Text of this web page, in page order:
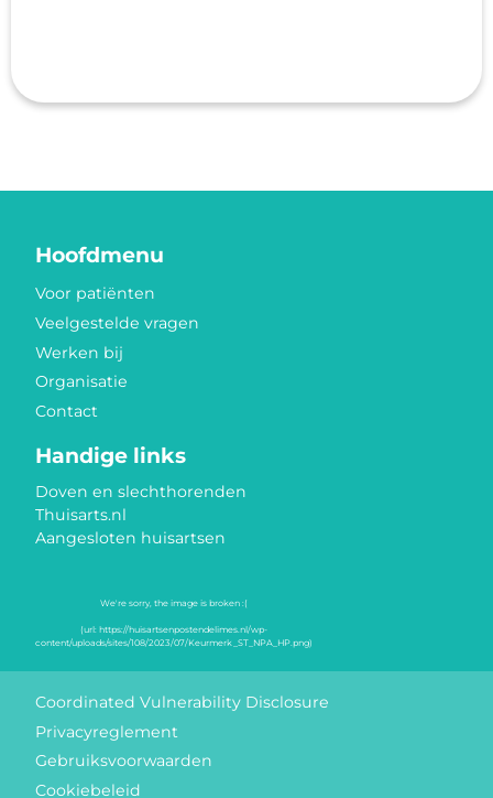
Hoofdmenu
Voor patiënten
Veelgestelde vragen
Werken bij
Organisatie
Contact
Handige links
Doven en slechthorenden
Thuisarts.nl
Aangesloten huisartsen
Coordinated Vulnerability Disclosure
Privacyreglement
Gebruiksvoorwaarden
Cookiebeleid